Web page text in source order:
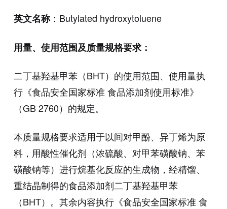
英文名称：Butylated hydroxytoluene
用量、使用范围及质量规格要求：
二丁基羟基甲苯（BHT）的使用范围、使用量执
行《食品安全国家标准 食品添加剂使用标准》
（GB 2760）的规定。
本质量规格要求适用于以间对甲酚、异丁烯为原
料，用酸性催化剂（浓硫酸、对甲苯磺酸钠、苯
磺酸钠等）进行烷基化反应的生成物，经精馏、
重结晶制得的食品添加剂二丁基羟基甲苯
（BHT）。其余内容执行《食品安全国家标准 食